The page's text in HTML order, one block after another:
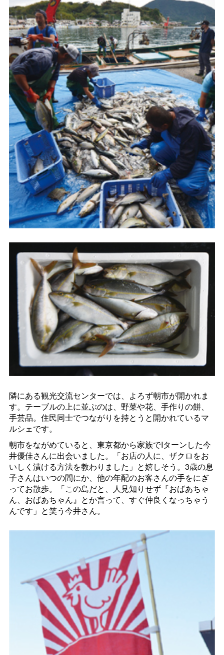
隣にある観光交流センターでは、よろず朝市が開かれま
す。テーブルの上に並ぶのは、野菜や花、手作りの餅、
手芸品。住民同士でつながりを持とうと開かれているマ
ルシェです。
朝市をながめていると、東京都から家族でIターンした今
井優佳さんに出会いました。「お店の人に、ザクロをお
いしく漬ける方法を教わりました」と嬉しそう。3歳の息
子さんはいつの間にか、他の年配のお客さんの手をにぎ
ってお散歩。「この島だと、人見知りせず『おばあちゃ
ん、おばあちゃん』とか言って、すぐ仲良くなっちゃう
んです」と笑う今井さん。